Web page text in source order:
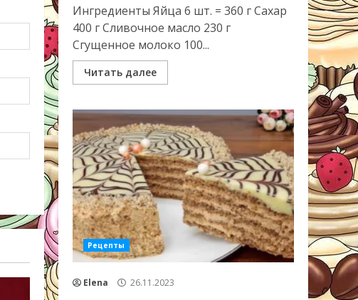
Ингредиенты Яйца 6 шт. = 360 г Сахар
400 г Сливочное масло 230 г
Сгущенное молоко 100...
Читать далее
Рецепты
Elena 26.11.2023